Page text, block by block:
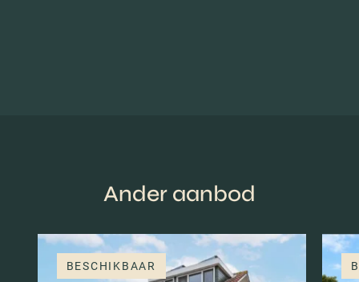
Ander aanbod
BESCHIKBAAR